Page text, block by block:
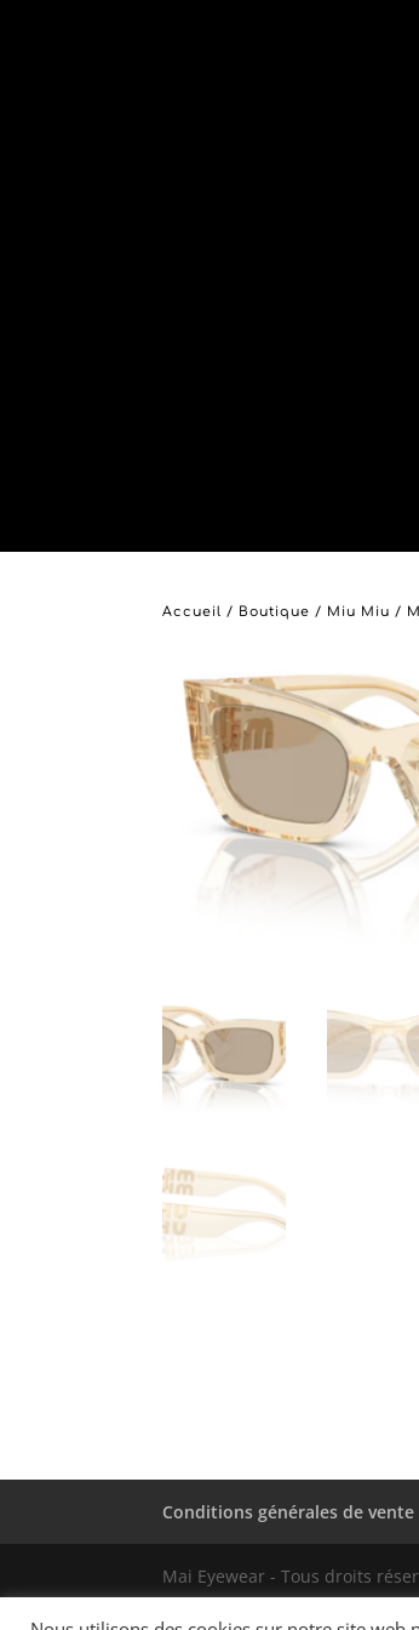
Accueil / Boutique / Miu Miu /
Conditions générales de vente
Mai Eyewear - Tous droits